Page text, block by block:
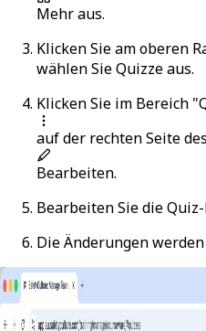
Mehraus.
Klicken Sie am oberen
wählen SieQuizzeaus.
Klicken Sie im Bereich
auf der rechten Seite
Bearbeiten.
Bearbeiten Sie die
Die Änderungen